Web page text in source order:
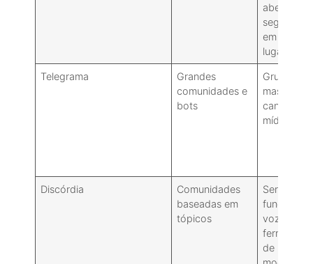
aberto,
segurança
em
lugar.
Telegrama
Grandes
comunidades e
bots
Grupos
massivos,
canais,
mídia rica
Discórdia
Comunidades
baseadas em
tópicos
funções,
voz/vídeo,
de